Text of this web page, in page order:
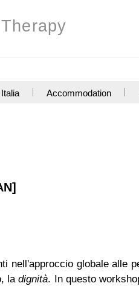
Accommodation
nell'approccio globale alle
ladignità. In questo